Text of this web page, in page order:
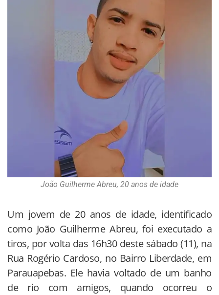
João Guilherme Abreu, 20 anos de idade
Um jovem de 20 anos de idade, identificado
como João Guilherme Abreu, foi executado a
tiros, por volta das 16h30 deste sábado (11), na
Rua Rogério Cardoso, no Bairro Liberdade, em
Parauapebas. Ele havia voltado de um banho
de rio com amigos, quando ocorreu o